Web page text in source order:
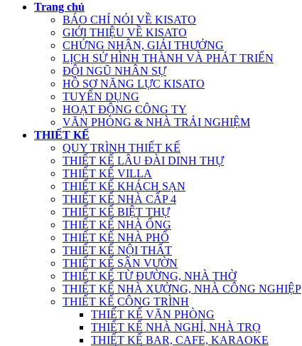
Trang chủ
BÁO CHÍ NÓI VỀ KISATO
GIỚI THIỆU VỀ KISATO
CHỨNG NHẬN, GIẢI THƯỞNG
LỊCH SỬ HÌNH THÀNH VÀ PHÁT TRIỂN
ĐỘI NGŨ NHÂN SỰ
HỒ SƠ NĂNG LỰC KISATO
TUYỂN DỤNG
HOẠT ĐỘNG CÔNG TY
VĂN PHÒNG & NHÀ TRẢI NGHIỆM
THIẾT KẾ
QUY TRÌNH THIẾT KẾ
THIẾT KẾ LÂU ĐÀI DINH THỰ
THIẾT KẾ VILLA
THIẾT KẾ KHÁCH SẠN
THIẾT KẾ NHÀ CẤP 4
THIẾT KẾ BIỆT THỰ
THIẾT KẾ NHÀ ỐNG
THIẾT KẾ NHÀ PHỐ
THIẾT KẾ NỘI THẤT
THIẾT KẾ SÂN VƯỜN
THIẾT KẾ TỪ ĐƯỜNG, NHÀ THỜ
THIẾT KẾ NHÀ XƯỞNG, NHÀ CÔNG NGHIỆP
THIẾT KẾ CÔNG TRÌNH
THIẾT KẾ VĂN PHÒNG
THIẾT KẾ NHÀ NGHỈ, NHÀ TRỌ
THIẾT KẾ BAR, CAFE, KARAOKE